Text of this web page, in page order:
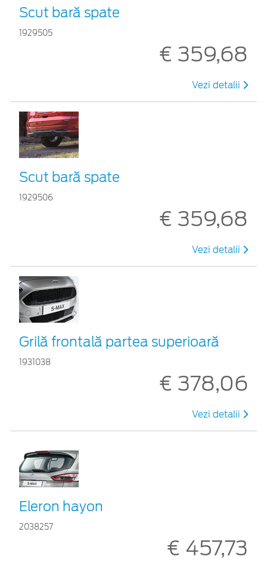
Scut bară spate
1929505
€ 359,68
Vezi detalii
Scut bară spate
1929506
€ 359,68
Vezi detalii
Grilă frontală partea superioară
1931038
€ 378,06
Vezi detalii
Eleron hayon
2038257
€ 457,73